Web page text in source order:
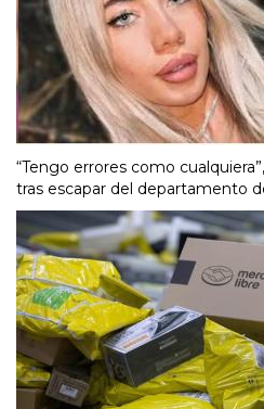
“Tengo errores como
tras escapar del departamento